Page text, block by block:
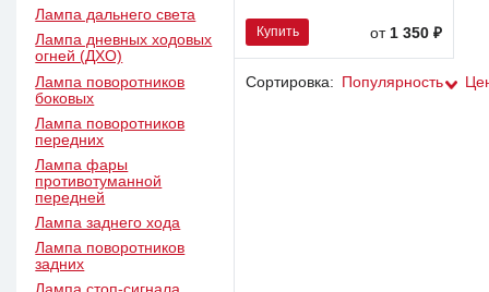
Лампа дальнего света
Лампа дневных ходовых
огней (ДХО)
Лампа поворотников
боковых
Лампа поворотников
передних
Лампа фары
противотуманной
передней
Лампа заднего хода
Лампа поворотников
задних
Купить от 1 350 ₽
Сортировка: Популярность